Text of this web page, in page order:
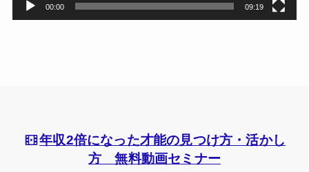
00:00 09:19
年収2倍になった才能の見つけ方・活かし
方 無料動画セミナー